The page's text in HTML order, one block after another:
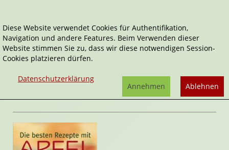
Home Sachbücher Die besten Rezepte mit Apfel
Die besten Rezepte mit Apfel
Bassermann
Rezension von Janett Cernohuby | 05. August 2009
Diese Website verwendet Cookies für Authentifikation,
Navigation und andere Features. Beim Verwenden dieser
Website stimmen Sie zu, dass wir diese notwendigen Session-
Cookies platzieren dürfen.
Datenschutzerklärung
Ablehnen
Annehmen